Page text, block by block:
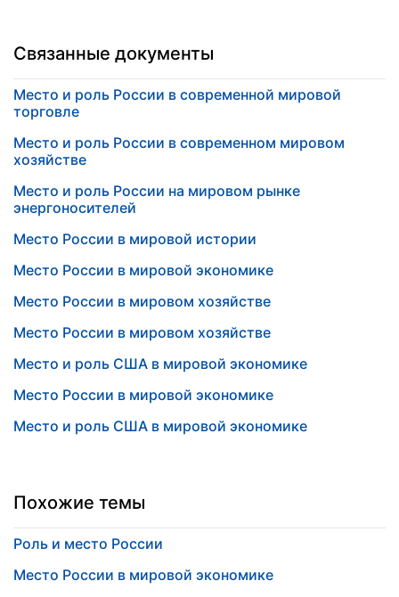
Связанные документы
Место и роль России в современной мировой
торговле
Место и роль России в современном мировом
хозяйстве
Место и роль России на мировом рынке
энергоносителей
Место России в мировой истории
Место России в мировой экономике
Место России в мировом хозяйстве
Место России в мировом хозяйстве
Место и роль США в мировой экономике
Место России в мировой экономике
Место и роль США в мировой экономике
Похожие темы
Роль и место России
Место России в мировой экономике